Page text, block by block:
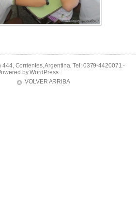
Corrientes, Argentina. Tel: 0379-4420071 -
byWordPress.
VOLVER ARRIBA